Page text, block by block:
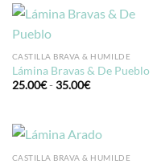
25.00€
hasta
CASTILLA BRAVA & HUMILDE
Lámina Bravas & De Pueblo
25.00€ - 35.00€Rango
hasta
CASTILLA BRAVA & HUMILDE